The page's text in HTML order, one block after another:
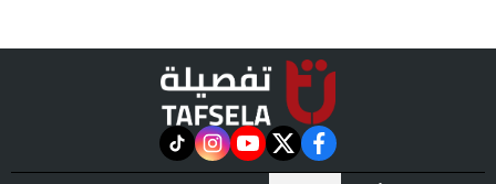
facebook
twitter
youtube
instagram
tiktok